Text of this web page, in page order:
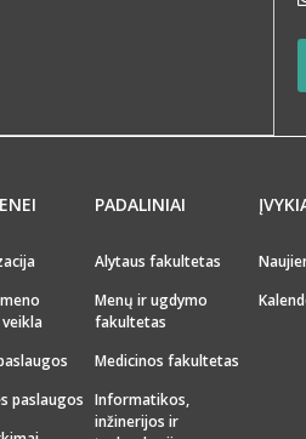
paslaugos
PADALINIAI
Alytaus fakultetas
Menų ir ugdymo
fakultetas
Medicinos fakultetas
Informatikos,
inžinerijos ir